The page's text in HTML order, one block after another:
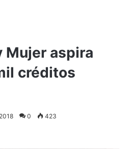
Mujer aspira
créditos
0 423